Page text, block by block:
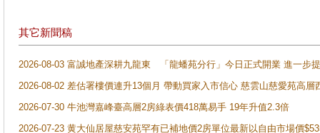
其它新聞稿
2026-08-03 富誠地產深耕九龍東 「龍蟠苑分行」今日正式開業 進一步
2026-08-02 差估署樓價連升13個月 帶動買家入市信心 慈雲山慈愛苑高層
2026-07-30 牛池灣嘉峰臺高層2房綠表價418萬易手 19年升值2.3倍
2026-07-23 黄大仙居屋慈安苑罕有已補地價2房單位最新以自由市場價